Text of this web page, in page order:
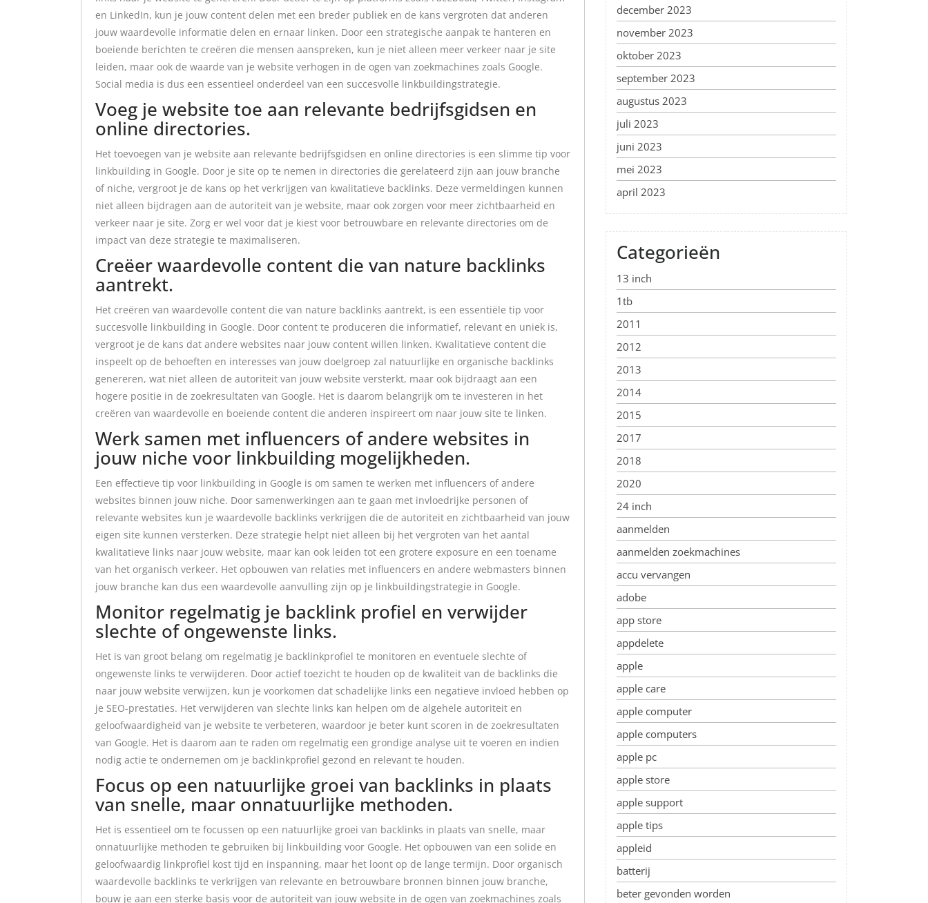
en LinkedIn, kun je jouw content delen met een breder publiek en de kans vergroten dat anderen
jouw waardevolle informatie delen en ernaar linken. Door een strategische aanpak te hanteren en
boeiende berichten te creëren die mensen aanspreken, kun je niet alleen meer verkeer naar je site
leiden, maar ook de waarde van je website verhogen in de ogen van zoekmachines zoals Google.
Social media is dus een essentieel onderdeel van een succesvolle linkbuildingstrategie.
Voeg je website toe aan relevante bedrijfsgidsen en
online directories.
Het toevoegen van je website aan relevante bedrijfsgidsen en online directories is een slimme tip voor
linkbuilding in Google. Door je site op te nemen in directories die gerelateerd zijn aan jouw branche
of niche, vergroot je de kans op het verkrijgen van kwalitatieve backlinks. Deze vermeldingen kunnen
niet alleen bijdragen aan de autoriteit van je website, maar ook zorgen voor meer zichtbaarheid en
verkeer naar je site. Zorg er wel voor dat je kiest voor betrouwbare en relevante directories om de
impact van deze strategie te maximaliseren.
Creëer waardevolle content die van nature backlinks
aantrekt.
Het creëren van waardevolle content die van nature backlinks aantrekt, is een essentiële tip voor
succesvolle linkbuilding in Google. Door content te produceren die informatief, relevant en uniek is,
vergroot je de kans dat andere websites naar jouw content willen linken. Kwalitatieve content die
inspeelt op de behoeften en interesses van jouw doelgroep zal natuurlijke en organische backlinks
genereren, wat niet alleen de autoriteit van jouw website versterkt, maar ook bijdraagt aan een
hogere positie in de zoekresultaten van Google. Het is daarom belangrijk om te investeren in het
creëren van waardevolle en boeiende content die anderen inspireert om naar jouw site te linken.
Werk samen met influencers of andere websites in
jouw niche voor linkbuilding mogelijkheden.
Een effectieve tip voor linkbuilding in Google is om samen te werken met influencers of andere
websites binnen jouw niche. Door samenwerkingen aan te gaan met invloedrijke personen of
relevante websites kun je waardevolle backlinks verkrijgen die de autoriteit en zichtbaarheid van jouw
eigen site kunnen versterken. Deze strategie helpt niet alleen bij het vergroten van het aantal
kwalitatieve links naar jouw website, maar kan ook leiden tot een grotere exposure en een toename
van het organisch verkeer. Het opbouwen van relaties met influencers en andere webmasters binnen
jouw branche kan dus een waardevolle aanvulling zijn op je linkbuildingstrategie in Google.
Monitor regelmatig je backlink profiel en verwijder
slechte of ongewenste links.
Het is van groot belang om regelmatig je backlinkprofiel te monitoren en eventuele slechte of
ongewenste links te verwijderen. Door actief toezicht te houden op de kwaliteit van de backlinks die
naar jouw website verwijzen, kun je voorkomen dat schadelijke links een negatieve invloed hebben op
je SEO-prestaties. Het verwijderen van slechte links kan helpen om de algehele autoriteit en
geloofwaardigheid van je website te verbeteren, waardoor je beter kunt scoren in de zoekresultaten
van Google. Het is daarom aan te raden om regelmatig een grondige analyse uit te voeren en indien
nodig actie te ondernemen om je backlinkprofiel gezond en relevant te houden.
Focus op een natuurlijke groei van backlinks in plaats
van snelle, maar onnatuurlijke methoden.
Het is essentieel om te focussen op een natuurlijke groei van backlinks in plaats van snelle, maar
onnatuurlijke methoden te gebruiken bij linkbuilding voor Google. Het opbouwen van een solide en
geloofwaardig linkprofiel kost tijd en inspanning, maar het loont op de lange termijn. Door organisch
waardevolle backlinks te verkrijgen van relevante en betrouwbare bronnen binnen jouw branche,
bouw je aan een sterke basis voor de autoriteit van jouw website in de ogen van zoekmachines zoals
december 2023
november 2023
oktober 2023
september 2023
augustus 2023
juli 2023
juni 2023
mei 2023
april 2023
Categorieën
13 inch
1tb
2011
2012
2013
2014
2015
2017
2018
2020
24 inch
aanmelden
aanmelden zoekmachines
accu vervangen
adobe
app store
appdelete
apple
apple care
apple computer
apple computers
apple pc
apple store
apple support
apple tips
appleid
batterij
beter gevonden worden